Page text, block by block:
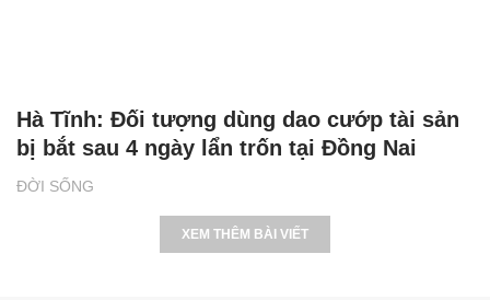
ĐỜI SỐNG
Hà Tĩnh: Đối tượng dùng dao cướp tài sản
bị bắt sau 4 ngày lẩn trốn tại Đồng Nai
XEM THÊM BÀI VIẾT